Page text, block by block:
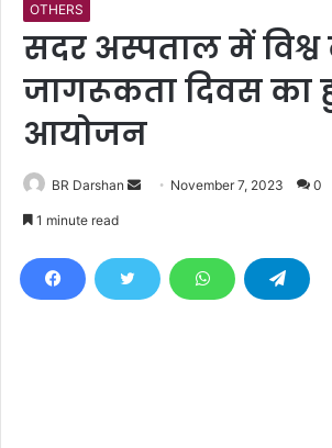
OTHERS
सदर अस्पताल में
जागरूकता दिवस का
आयोजन
BR Darshan
d
November 7, 2023 0
1 minute read